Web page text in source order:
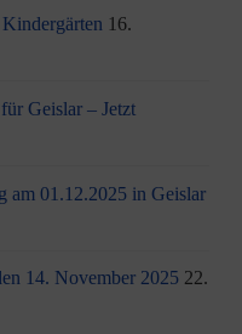
16.
Geislar – Jetzt
am 01.12.2025 in Geislar
14. November 2025 22.